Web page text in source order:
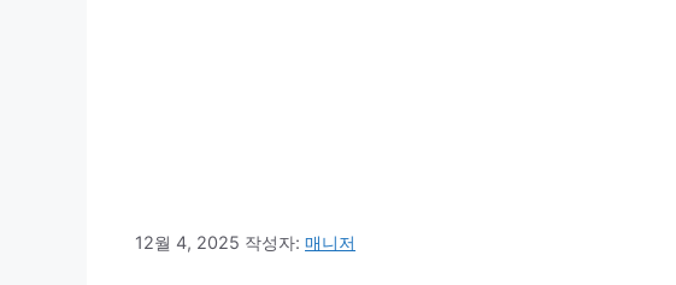
12월 4, 2025 작성자: 매니저